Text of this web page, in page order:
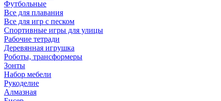
Футбольные
Все для плавания
Все для игр с песком
Спортивные игры для улицы
Рабочие тетради
Деревянная игрушка
Роботы, трансформеры
Зонты
Набор мебели
Рукоделие
Алмазная